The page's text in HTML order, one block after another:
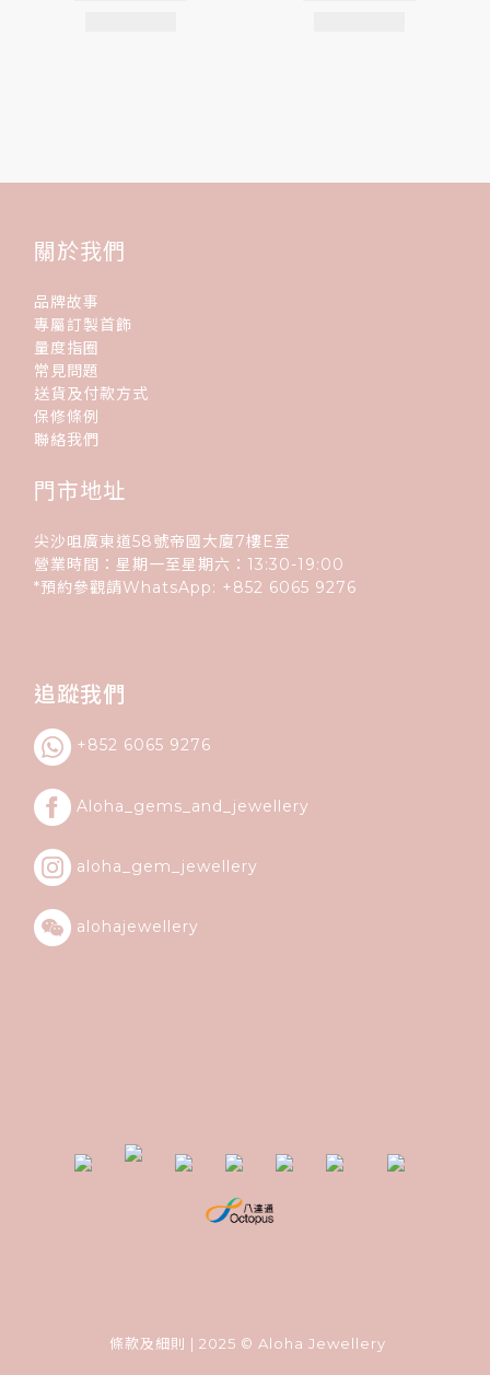
關於我們
品牌故事
專屬訂製首飾
量度指圈
常見問題
送貨及付款方式
保修條例
聯絡我們
門市地址
尖沙咀廣東道58號帝國大廈7樓E室
營業時間：星期一至星期六：13:30-19:00
*預約參觀請WhatsApp: +852 6065 9276
追蹤我們
+852 6065 9276
Aloha_gems_and_ jewellery
aloha_gem_jewellery
alohajewellery
條款及細則 | 2025 © Aloha Jewellery